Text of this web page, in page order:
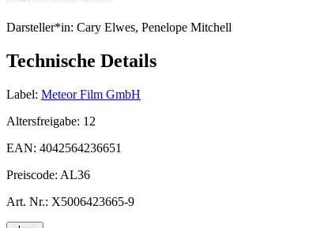
Darsteller*in: Cary Elwes, Penelope Mitchell
Technische Details
Label: Meteor Film GmbH
Altersfreigabe: 12
EAN: 4042564236651
Preiscode: AL36
Art. Nr.: X5006423665-9